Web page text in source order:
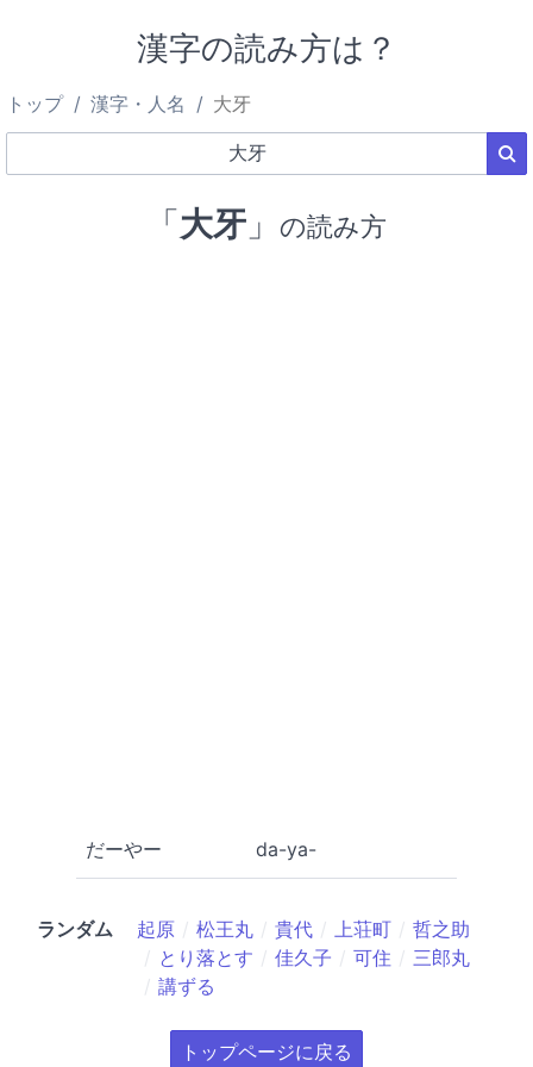
漢字の読み方は？
トップ 漢字・人名 大牙
「大牙 」 の読み方
だーやー da-ya-
ランダム 起原 松王丸 貴代 上荘町
哲之助
とり落とす
佳久子 可住
三郎丸
講ずる
トップページに戻る